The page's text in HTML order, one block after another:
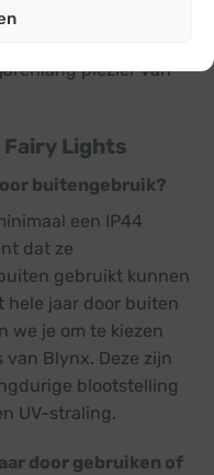
materialen,
plezier van
Fairy Lights
buitengebruik?
een IP44
dat ze
gebruikt kunnen
hele jaar door buiten
we je om te kiezen
Blynx. Deze zijn
blootstelling
UV-straling.
door gebruiken of